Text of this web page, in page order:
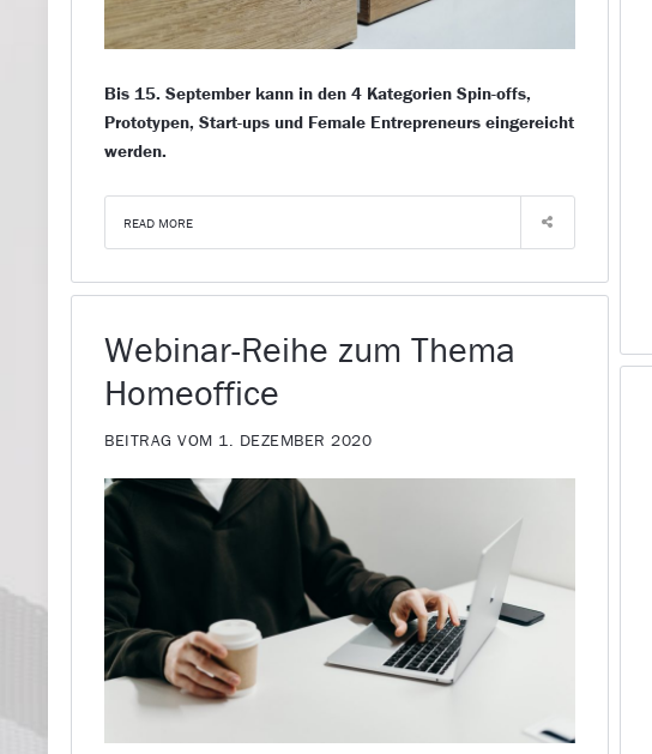
Bis 15. September kann in den 4 Kategorien Spin-offs,
Prototypen, Start-ups und Female Entrepreneurs eingereicht
werden.
READ MORE
Webinar-Reihe zum Thema
Homeoffice
BEITRAG VOM 1. DEZEMBER 2020